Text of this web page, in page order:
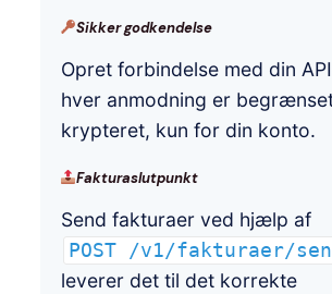
Sikker godkendelse
Opret forbindelse med din
hver anmodning er
krypteret, kun for din konto.
Fakturaslutpunkt
Send fakturaer ved hjælp af
POST /v1/fakturaer/
leverer det til det korrekte